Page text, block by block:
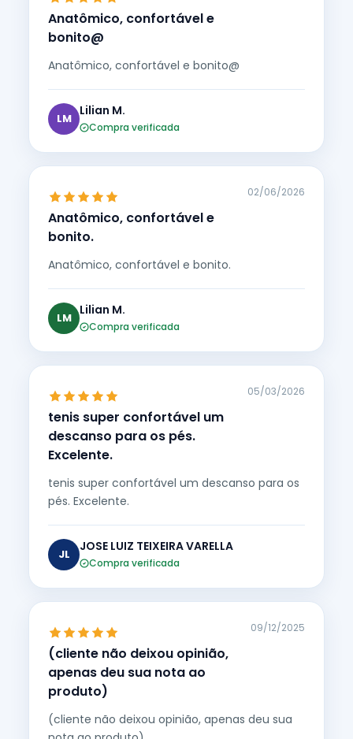
Anatômico, confortável e
bonito@
Anatômico, confortável e bonito@
LM
Lilian M.
Compra verificada
Anatômico, confortável e
bonito.
02/06/2026
Anatômico, confortável e bonito.
LM
Lilian M.
Compra verificada
tenis super confortável um
descanso para os pés.
Excelente.
05/03/2026
tenis super confortável um descanso para os
pés. Excelente.
JL
JOSE LUIZ TEIXEIRA VARELLA
Compra verificada
(cliente não deixou opinião,
apenas deu sua nota ao
produto)
09/12/2025
(cliente não deixou opinião, apenas deu sua